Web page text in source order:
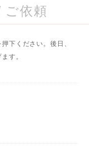
ご依頼
下ください。後日、
す。